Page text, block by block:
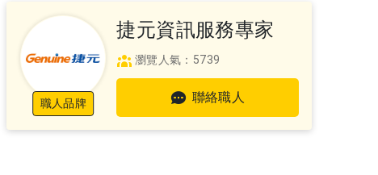
職人品牌
捷元資訊服務專家
瀏覽人氣：5739
聯絡職人